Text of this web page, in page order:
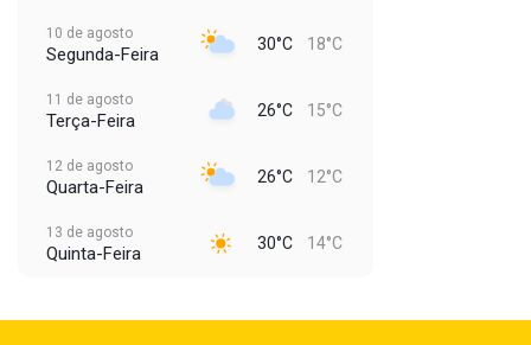
10 de agosto
Segunda-Feira 30°C 18°C
11 de agosto
Terça-Feira 26°C 15°C
12 de agosto
Quarta-Feira 26°C 12°C
13 de agosto
Quinta-Feira 30°C 14°C